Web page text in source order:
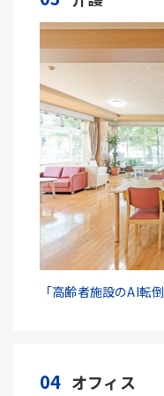
「高齢者施設のAI転
04 オフィス